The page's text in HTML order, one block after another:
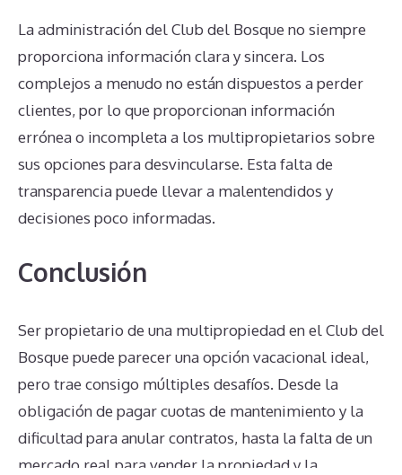
La administración del Club del Bosque no siempre
proporciona información clara y sincera. Los
complejos a menudo no están dispuestos a perder
clientes, por lo que proporcionan información
errónea o incompleta a los multipropietarios sobre
sus opciones para desvincularse. Esta falta de
transparencia puede llevar a malentendidos y
decisiones poco informadas.
Conclusión
Ser propietario de una multipropiedad en el Club del
Bosque puede parecer una opción vacacional ideal,
pero trae consigo múltiples desafíos. Desde la
obligación de pagar cuotas de mantenimiento y la
dificultad para anular contratos, hasta la falta de un
mercado real para vender la propiedad y la